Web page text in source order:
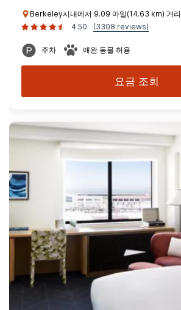
Berkeley시내에서 9.09 마일(14.63 km) 거리
4.50
(3308 reviews)
주차 애완 동물 허용
요금 조회